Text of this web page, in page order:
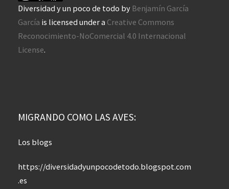
Diversidad y un poco de todo by Benjamín García
García is licensed under a Creative Commons
Reconocimiento-NoComercial 4.0 Internacional
License.
MIGRANDO COMO LAS AVES:
Los blogs
https://diversidadyunpocodetodo.blogspot.com
.es